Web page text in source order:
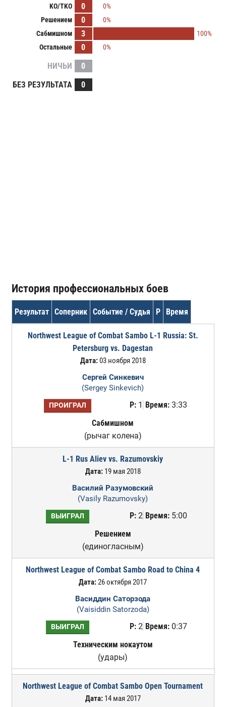
KO/TKO 0
0%
Решением
0
0%
Сабмишном
3
100%
Остальные
0 0%
НИЧЬИ
0
БЕЗ РЕЗУЛЬТАТА
0
История профессиональных боев
Результат Соперник Событие / Судья Р Время
Northwest League of Combat Sambo L-1 Russia: St.
Petersburg vs. Dagestan
Дата:03 ноября 2018
Сергей Синкевич
(Sergey Sinkevich)
ПРОИГРАЛ Р:1 Время:3:33
Сабмишном
(рычаг колена)
L-1 Rus Aliev vs. Razumovskiy
Дата:19 мая 2018
Василий Разумовский
(Vasily Razumovsky)
ВЫИГРАЛ Р:2 Время:5:00
Решением
(единогласным)
Northwest League of Combat Sambo Road to China 4
Дата:26 октября 2017
Васиддин Саторзода
(Vaisiddin Satorzoda)
ВЫИГРАЛ Р:2 Время:0:37
Техническим нокаутом
(удары)
Northwest League of Combat Sambo Open Tournament
Дата:14 мая 2017